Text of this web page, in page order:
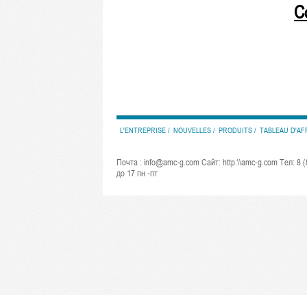
L'ENTREPRISE NOUVELLES PRODUITS TABLEAU
Почта : info@amc-g.com Сайт: http:\\amc-g.com Тел: 8
до 17 пн -пт